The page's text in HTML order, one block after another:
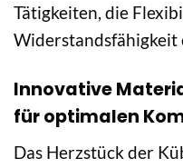
Tätigkeiten, die
Widerstandsfähigkeit
Innovative
für optimalen
Das Herzstück der